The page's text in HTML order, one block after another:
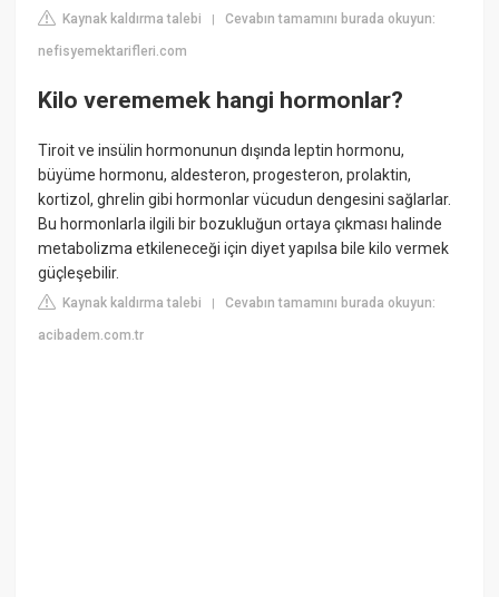
Kaynak kaldırma talebi |Cevabın tamamını burada okuyun:
nefisyemektarifleri.com
Kilo verememek hangi hormonlar?
Tiroit ve insülin hormonunun dışında leptin hormonu,
büyüme hormonu, aldesteron, progesteron, prolaktin,
kortizol, ghrelin gibi hormonlar vücudun dengesini sağlarlar.
Bu hormonlarla ilgili bir bozukluğun ortaya çıkması halinde
metabolizma etkileneceği için diyet yapılsa bile kilo vermek
güçleşebilir.
Kaynak kaldırma talebi |Cevabın tamamını burada okuyun:
acibadem.com.tr